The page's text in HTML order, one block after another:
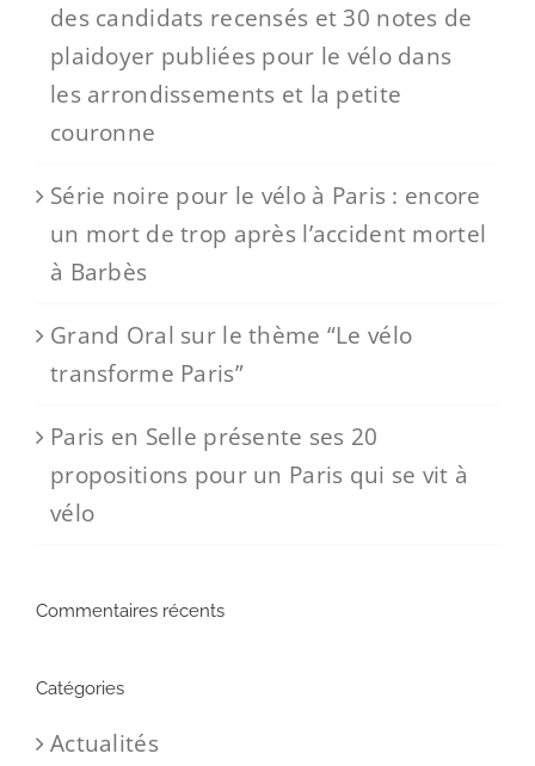
des candidats recensés et 30 notes de
plaidoyer publiées pour le vélo dans
les arrondissements et la petite
couronne
Série noire pour le vélo à Paris : encore
un mort de trop après l’accident mortel
à Barbès
Grand Oral sur le thème “Le vélo
transforme Paris”
Paris en Selle présente ses 20
propositions pour un Paris qui se vit à
vélo
Commentaires récents
Catégories
Actualités